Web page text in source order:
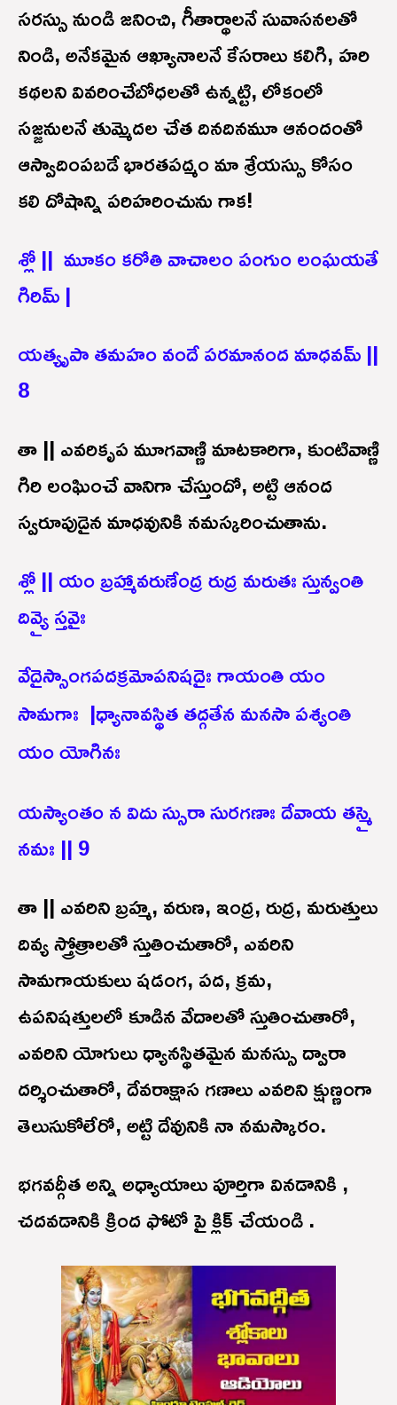
సరస్సు నుండి జనించి, గీతార్థాలనే సువాసనలతో
నిండి, అనేకమైన ఆఖ్యానాలనే కేసరాలు కలిగి, హరి
కథలని వివరించేబోధలతో ఉన్నట్టి, లోకంలో
సజ్జనులనే తుమ్మెదల చేత దినదినమూ ఆనందంతో
ఆస్వాదింపబడే భారతపద్మం మా శ్రేయస్సు కోసం
కలి దోషాన్ని పరిహరించును గాక!
శ్లో || మూకం కరోతి వాచాలం పంగుం లంఘయతే
గిరిమ్ |
యత్యృపా తమహం వందే పరమానంద మాధవమ్ ||
8
తా || ఎవరికృప మూగవాణ్ణి మాటకారిగా, కుంటివాణ్ణి
గిరి లంఘించే వానిగా చేస్తుందో, అట్టి ఆనంద
స్వరూపుడైన మాధవునికి నమస్కరించుతాను.
శ్లో || యం బ్రహ్మావరుణేంద్ర రుద్ర మరుతః స్తున్వంతి
దివ్యై స్తవైః
వేదైస్సాంగపదక్రమోపనిషదైః గాయంతి యం
సామగాః |ధ్యానావస్థిత తద్గతేన మనసా పశ్యంతి
యం యోగినః
యస్యాంతం న విదు స్సురా సురగణాః దేవాయ తస్మై
నమః || 9
తా || ఎవరిని బ్రహ్మ, వరుణ, ఇంద్ర, రుద్ర, మరుత్తులు
దివ్య స్త్రోత్రాలతో స్తుతించుతారో, ఎవరిని
సామగాయకులు షడంగ, పద, క్రమ,
ఉపనిషత్తులలో కూడిన వేదాలతో స్తుతించుతారో,
ఎవరిని యోగులు ధ్యానస్థితమైన మనస్సు ద్వారా
దర్శించుతారో, దేవరాక్షాస గణాలు ఎవరిని క్షుణ్ణంగా
తెలుసుకోలేరో, అట్టి దేవునికి నా నమస్కారం.
భగవద్గీత అన్ని అధ్యాయాలు పూర్తిగా వినడానికి ,
చదవడానికి క్రింద ఫోటో పై క్లిక్ చేయండి .